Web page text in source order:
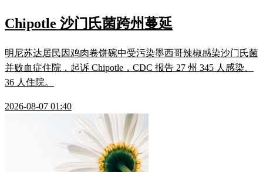
Chipotle 沙门氏菌跨州蔓延
明尼苏达居民因鸡肉卷饼碗中受污染墨西哥辣椒感染沙门氏菌
并败血症住院，起诉 Chipotle，CDC 报告 27 州 345 人感染、
36 人住院。
2026-08-07 01:40